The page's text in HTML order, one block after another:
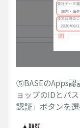
⑤BASEのApps認
ョップのIDとパ
認証」ボタンを選